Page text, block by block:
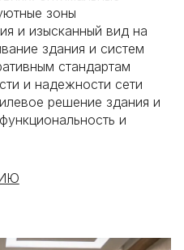
зоны
и изысканный вид на
здания и систем
стандартам
и надежности сети
решение здания и
и